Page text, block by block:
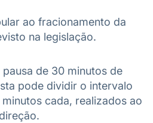
ao fracionamento da
na legislação.
de 30 minutos de
pode dividir o intervalo
cada, realizados ao